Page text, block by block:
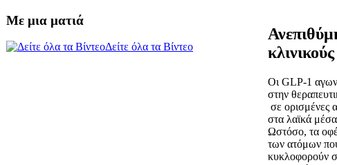
Οι GLP-1
στην
σε ορισμένες
στα λαϊκά
Ωστόσο, τα
των ατόμων
κυκλοφορούν
Με μια ματιά
Δείτε όλα τα Βίντεο